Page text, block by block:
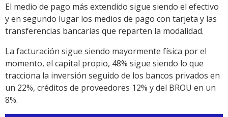
El medio de pago más extendido sigue siendo el efectivo
y en segundo lugar los medios de pago con tarjeta y las
transferencias bancarias que reparten la modalidad.
La facturación sigue siendo mayormente física por el
momento, el capital propio, 48% sigue siendo lo que
tracciona la inversión seguido de los bancos privados en
un 22%, créditos de proveedores 12% y del BROU en un
8%.